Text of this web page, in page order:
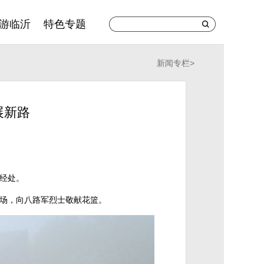
临沂 特色专题
新闻专栏>
新路
处。
，向八路军烈士敬献花篮。